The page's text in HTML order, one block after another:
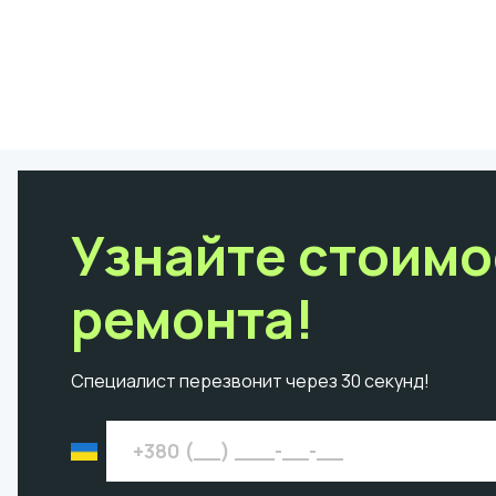
Узнайте
ремонта!
Специалист перезвонит через 30 секунд!